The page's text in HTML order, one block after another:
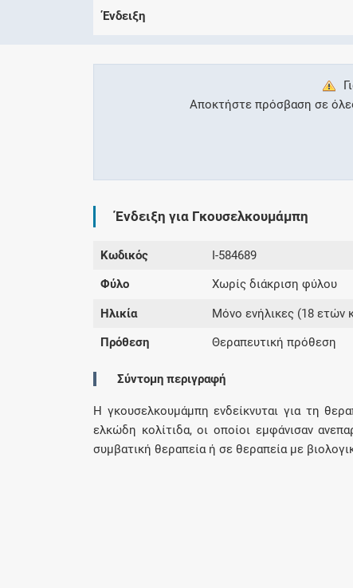
Ένδειξη
Αποκτήστε πρόσβαση σε
Ένδειξη για Γκουσελκουμάμπη
Κωδικός I-584689
Φύλο Χωρίς διάκριση φύλου
Ηλικία Μόνο ενήλικες (18 ετών
Πρόθεση Θεραπευτική πρόθεση
Σύντομη περιγραφή
Η γκουσελκουμάμπη ενδείκνυται για τη
ελκώδη κολίτιδα, οι οποίοι εμφάνισαν
συμβατική θεραπεία ή σε θεραπεία με